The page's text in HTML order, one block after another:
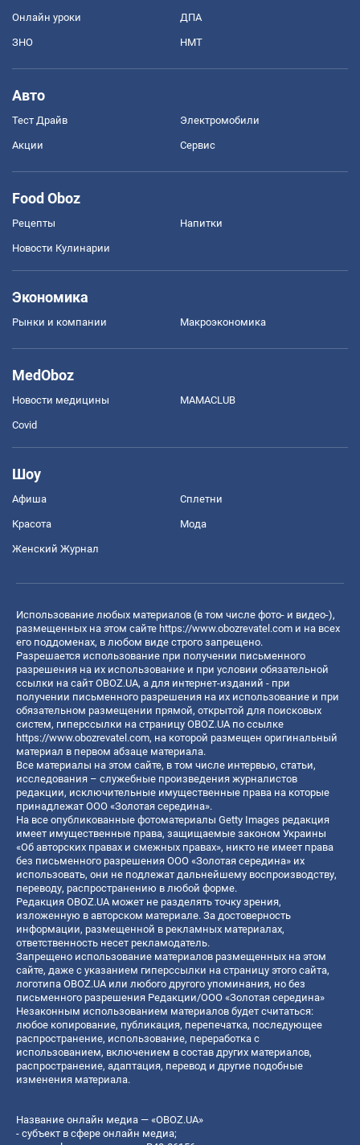
Онлайн уроки ДПА
ЗНО НМТ
Авто
Тест Драйв Электромобили
Акции Сервис
Food Oboz
Рецепты Напитки
Новости Кулинарии
Экономика
Рынки и компании Mакроэкономика
MedOboz
Новости медицины MAMACLUB
Covid
Шоу
Афиша Сплетни
Красота Мода
Женский Журнал
Использование любых материалов (в том числе фото- и видео-),
размещенных на этом сайте https://www.obozrevatel.com и на всех
его поддоменах, в любом виде строго запрещено.
Разрешается использование при получении письменного
разрешения на их использование и при условии обязательной
ссылки на сайт OBOZ.UA, а для интернет-изданий - при
получении письменного разрешения на их использование и при
обязательном размещении прямой, открытой для поисковых
систем, гиперссылки на страницу OBOZ.UA по ссылке
https://www.obozrevatel.com, на которой размещен оригинальный
материал в первом абзаце материала.
Все материалы на этом сайте, в том числе интервью, статьи,
исследования – служебные произведения журналистов
редакции, исключительные имущественные права на которые
принадлежат ООО «Золотая середина».
На все опубликованные фотоматериалы Getty Images редакция
имеет имущественные права, защищаемые законом Украины
«Об авторских правах и смежных правах», никто не имеет права
без письменного разрешения ООО «Золотая середина» их
использовать, они не подлежат дальнейшему воспроизводству,
переводу, распространению в любой форме.
Редакция OBOZ.UA может не разделять точку зрения,
изложенную в авторском материале. За достоверность
информации, размещенной в рекламных материалах,
ответственность несет рекламодатель.
Запрещено использование материалов размещенных на этом
сайте, даже с указанием гиперссылки на страницу этого сайта,
логотипа OBOZ.UA или любого другого упоминания, но без
письменного разрешения Редакции/ООО «Золотая середина»
Незаконным использованием материалов будет считаться:
любое копирование, публикация, перепечатка, последующее
распространение, использование, переработка с
использованием, включением в состав других материалов,
распространение, адаптация, перевод и другие подобные
изменения материала.
Название онлайн медиа — «OBOZ.UA»
- субъект в сфере онлайн медиа;